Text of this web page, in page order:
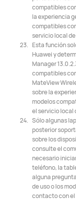
compatibles
la experiencia
compatibles
servicio local
Esta función
Huawei y
Manager
compatibles
MateView
sobre la
modelos
el servicio local
Sólo algunas
posterior
sobre los
consulte el
necesario
teléfono, la
alguna
de uso o los
contacto con el